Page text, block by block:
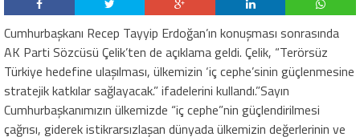
Cumhurbaşkanı Recep Tayyip Erdoğan’ın konuşması sonrasında
AK Parti Sözcüsü Çelik’ten de açıklama geldi. Çelik, “Terörsüz
Türkiye hedefine ulaşılması, ülkemizin ‘iç cephe’sinin güçlenmesine
stratejik katkılar sağlayacak.” ifadelerini kullandı.”Sayın
Cumhurbaşkanımızın ülkemizde “iç cephe”nin güçlendirilmesi
çağrısı, giderek istikrarsızlaşan dünyada ülkemizin değerlerinin ve